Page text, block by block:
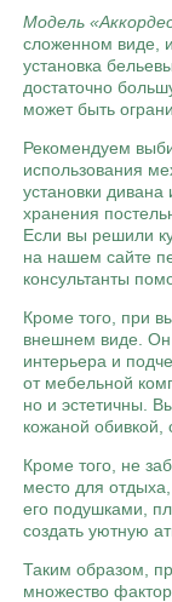
Модель
сложенном виде,
установка
достаточно
может быть
Рекомендуем
использования
установки
хранения
Если вы решили
на нашем сайте
консультанты
Кроме того, при
внешнем виде. Он
интерьера и
от мебельной
но и эстетичны.
кожаной обивкой,
Кроме того, не
место для
его подушками,
создать уютную
Таким образом,
множество